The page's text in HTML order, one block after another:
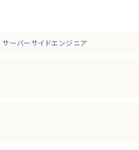
サーバーサイドエンジニア